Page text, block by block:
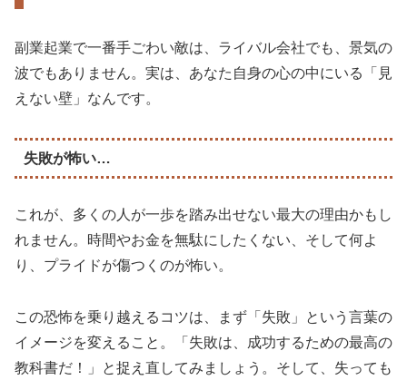
副業起業で一番手ごわい敵は、ライバル会社でも、景気の
波でもありません。実は、あなた自身の心の中にいる「見
えない壁」なんです。
失敗が怖い…
これが、多くの人が一歩を踏み出せない最大の理由かもし
れません。時間やお金を無駄にしたくない、そして何よ
り、プライドが傷つくのが怖い。
この恐怖を乗り越えるコツは、まず「失敗」という言葉の
イメージを変えること。「失敗は、成功するための最高の
教科書だ！」と捉え直してみましょう。そして、失っても